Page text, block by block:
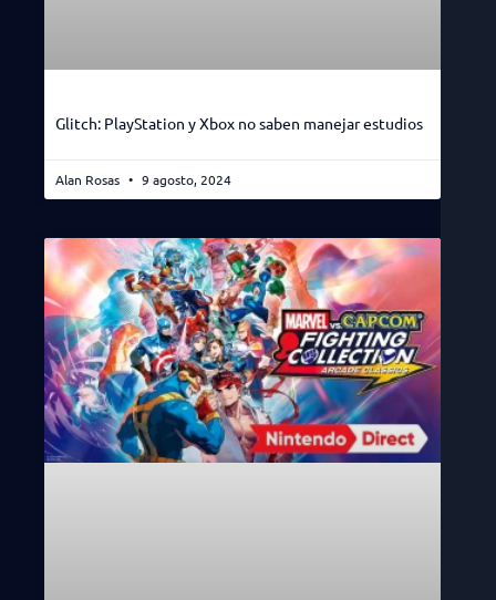
Glitch: PlayStation y Xbox no saben manejar estudios
Alan Rosas 9 agosto, 2024